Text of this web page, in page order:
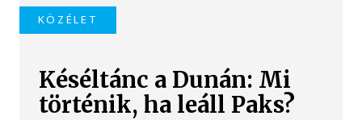
KÖZÉLET
Késéltánc a Dunán: Mi
történik, ha leáll Paks?